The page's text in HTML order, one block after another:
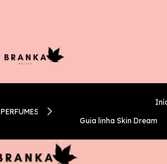
PERFUMES
Guia linha Skin Dream